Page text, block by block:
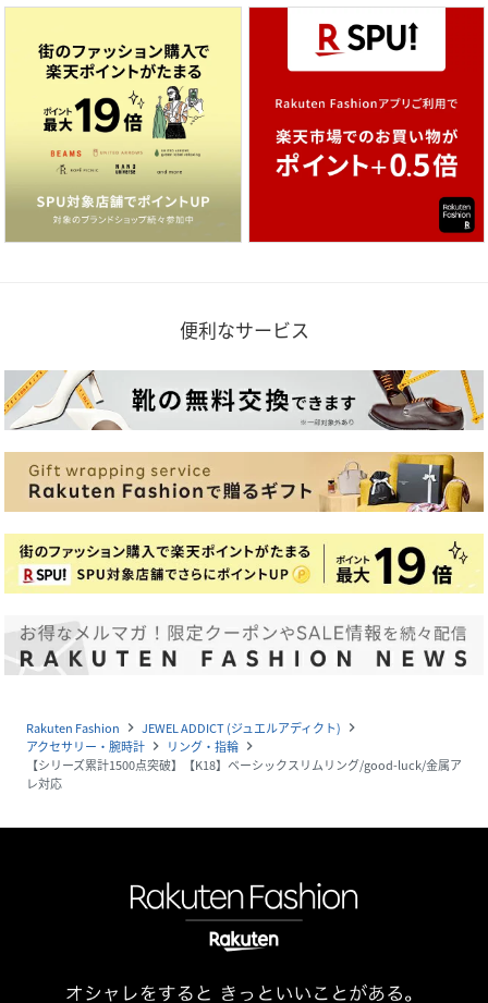
便利なサービス
Rakuten Fashion navigate_next JEWEL ADDICT (ジュエルアディクト) navigate_next
アクセサリー・腕時計 navigate_next リング・指輪 navigate_next
【シリーズ累計1500点突破】【K18】ベーシックスリムリング/good-luck/金属ア
レ対応